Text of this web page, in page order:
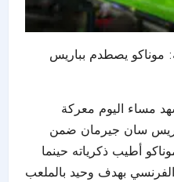
موناكو يصطدم بباريس
مساء اليوم معركة
سان جيرمان ضمن
أطيب ذكرياته حينما
بهدف وحيد بالملعب